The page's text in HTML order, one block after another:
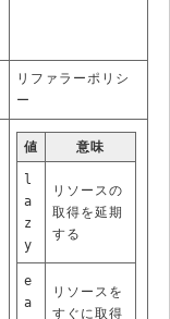
リファラーポリシ
ー
値 意味
l
a
z
y
リソースの
取得を延期
する
e
a
リソースを
すぐに取得